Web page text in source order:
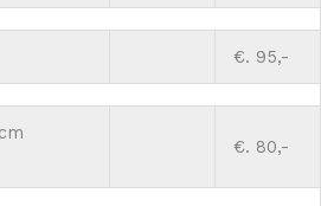
€. 95,-
€. 80,-